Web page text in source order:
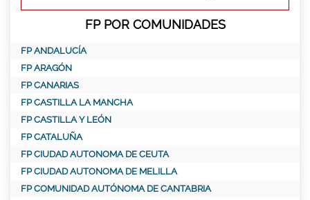
FP POR COMUNIDADES
FP ANDALUCÍA
FP ARAGÓN
FP CANARIAS
FP CASTILLA LA MANCHA
FP CASTILLA Y LEÓN
FP CATALUÑA
FP CIUDAD AUTONOMA DE CEUTA
FP CIUDAD AUTONOMA DE MELILLA
FP COMUNIDAD AUTÓNOMA DE CANTABRIA